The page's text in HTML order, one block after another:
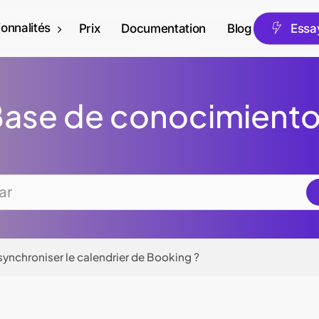
Prix Documentation Blog Essa
de
le calendrier de Booking ?